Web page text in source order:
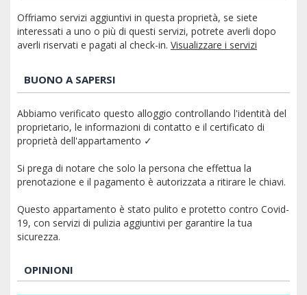
Offriamo servizi aggiuntivi in questa proprietà, se siete
interessati a uno o più di questi servizi, potrete averli dopo
averli riservati e pagati al check-in. Visualizzare i servizi
BUONO A SAPERSI
Abbiamo verificato questo alloggio controllando l'identità del
proprietario, le informazioni di contatto e il certificato di
proprietà dell'appartamento ✓
Si prega di notare che solo la persona che effettua la
prenotazione e il pagamento è autorizzata a ritirare le chiavi.
Questo appartamento è stato pulito e protetto contro Covid-
19, con servizi di pulizia aggiuntivi per garantire la tua
sicurezza.
OPINIONI